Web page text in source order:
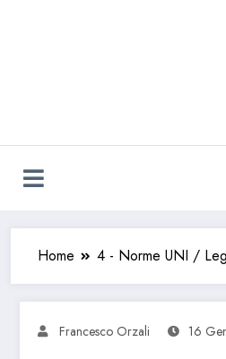
Home 4 - Norme UNI /
Francesco Orzali 16